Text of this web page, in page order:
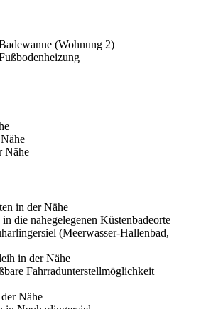
(Wohnung 2)
Nähe
in der Nähe
die nahegelegenen Küstenbadeorte
(Meerwasser-Hallenbad,
in der Nähe
Fahrradunterstellmöglichkeit
Nähe